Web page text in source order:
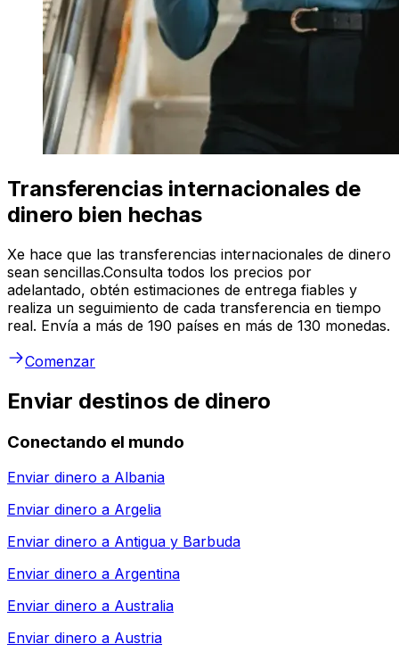
Transferencias internacionales de
dinero bien hechas
Xe hace que las transferencias internacionales de dinero
sean sencillas.Consulta todos los precios por
adelantado, obtén estimaciones de entrega fiables y
realiza un seguimiento de cada transferencia en tiempo
real. Envía a más de 190 países en más de 130 monedas.
Comenzar
Enviar destinos de dinero
Conectando el mundo
Enviar dinero a Albania
Enviar dinero a Argelia
Enviar dinero a Antigua y Barbuda
Enviar dinero a Argentina
Enviar dinero a Australia
Enviar dinero a Austria